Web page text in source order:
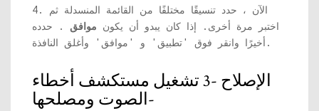
4. الآن ، حدد تنسيقًا مختلفًا من القائمة المنسدلة ثم
اختبر مرة أخرى. إذا كان يبدو أن يكون موافق . حدده
أخيرًا وانقر فوق 'تطبيق' و 'موافق' وأغلق النافذة.
الإصلاح -3 تشغيل مستكشف أخطاء
الصوت ومصلحها-